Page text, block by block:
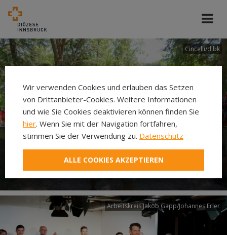
Cincelli/dibk
Neuer Pilgerweg Via
Laudato si’
Arbeitskreis Jakob Gapp/Johannes Erler
Wir verwenden Cookies und erlauben das Setzen
von Drittanbieter-Cookies. Weitere Informationen
und wie Sie Cookies deaktivieren können finden Sie
hier. Wenn Sie mit der Navigation fortfahren,
stimmen Sie der Verwendung zu. Datenschutz
ALLE COOKIES AKZEPTIEREN